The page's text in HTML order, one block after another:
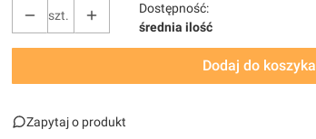
szt.
Dostępność:
średnia ilość
Dodaj do koszyka
Zapytaj o produkt